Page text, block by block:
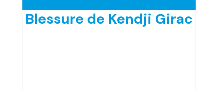
Blessure de Kendji Girac